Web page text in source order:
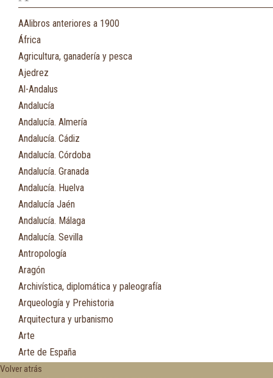
AAlibros anteriores a 1900
África
Agricultura, ganadería y pesca
Ajedrez
Al-Andalus
Andalucía
Andalucía. Almería
Andalucía. Cádiz
Andalucía. Córdoba
Andalucía. Granada
Andalucía. Huelva
Andalucía Jaén
Andalucía. Málaga
Andalucía. Sevilla
Antropología
Aragón
Archivística, diplomática y paleografía
Arqueología y Prehistoria
Arquitectura y urbanismo
Arte
Arte de España
Asia
Volver atrás